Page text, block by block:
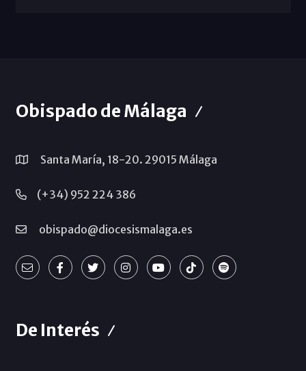
Obispado de Málaga
Santa María, 18-20. 29015 Málaga
(+34) 952 224 386
obispado@diocesismalaga.es
De Interés